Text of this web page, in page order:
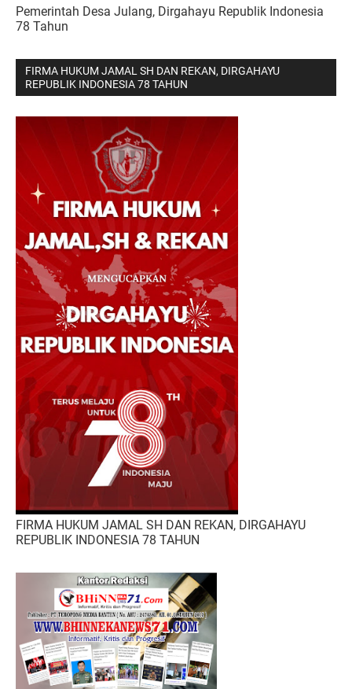
Pemerintah Desa Julang, Dirgahayu Republik Indonesia
78 Tahun
FIRMA HUKUM JAMAL SH DAN REKAN, DIRGAHAYU
REPUBLIK INDONESIA 78 TAHUN
FIRMA HUKUM JAMAL SH DAN REKAN, DIRGAHAYU
REPUBLIK INDONESIA 78 TAHUN